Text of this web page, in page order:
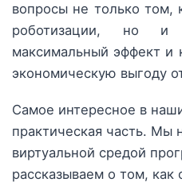
вопросы не только том,
роботизации, но
максимальный эффект и
экономическую выгоду
Самое интересное в
практическая часть. Мы
виртуальной средой
рассказываем о том, как